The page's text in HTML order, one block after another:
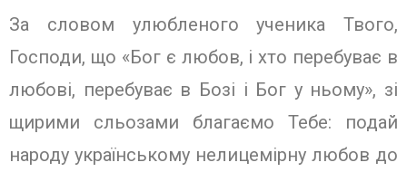
За словом улюбленого ученика Твого,
Господи, що «Бог є любов, i хто перебуває в
любові, перебуває в Бозі і Бог у ньому», зі
щирими сльозами благаємо Тебе: подай
народу українському нелицемірну любов до